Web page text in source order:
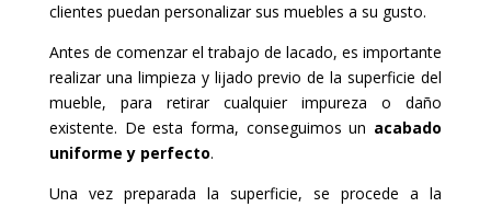
clientes puedan personalizar sus muebles a su gusto.
Antes de comenzar el trabajo de lacado, es importante
realizar una limpieza y lijado previo de la superficie del
mueble, para retirar cualquier impureza o daño
existente. De esta forma, conseguimos un acabado
uniforme y perfecto.
Una vez preparada la superficie, se procede a la